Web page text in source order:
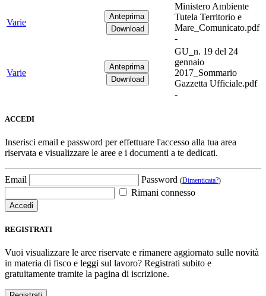
Varie
Ministero Ambiente
Tutela Territorio e
Mare_Comunicato.pdf
-
Varie
GU_n. 19 del 24
gennaio
2017_Sommario
Gazzetta Ufficiale.pdf
-
ACCEDI
Inserisci email e password per effettuare l'accesso alla tua area
riservata e visualizzare le aree e i documenti a te dedicati.
Email Password (Dimenticata?)
Rimani connesso
REGISTRATI
Vuoi visualizzare le aree riservate e rimanere aggiornato sulle novità
in materia di fisco e leggi sul lavoro? Registrati subito e
gratuitamente tramite la pagina di iscrizione.